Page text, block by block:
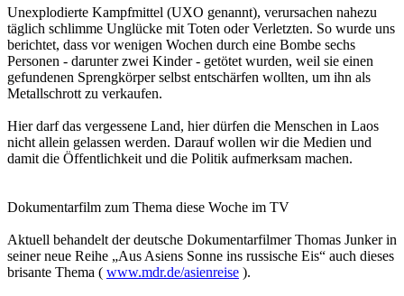
Unexplodierte Kampfmittel (UXO genannt), verursachen nahezu
täglich schlimme Unglücke mit Toten oder Verletzten. So wurde uns
berichtet, dass vor wenigen Wochen durch eine Bombe sechs
Personen - darunter zwei Kinder - getötet wurden, weil sie einen
gefundenen Sprengkörper selbst entschärfen wollten, um ihn als
Metallschrott zu verkaufen.
Hier darf das vergessene Land, hier dürfen die Menschen in Laos
nicht allein gelassen werden. Darauf wollen wir die Medien und
damit die Öffentlichkeit und die Politik aufmerksam machen.
Dokumentarfilm zum Thema diese Woche im TV
Aktuell behandelt der deutsche Dokumentarfilmer Thomas Junker in
seiner neue Reihe „Aus Asiens Sonne ins russische Eis“ auch dieses
brisante Thema ( www.mdr.de/asienreise ).